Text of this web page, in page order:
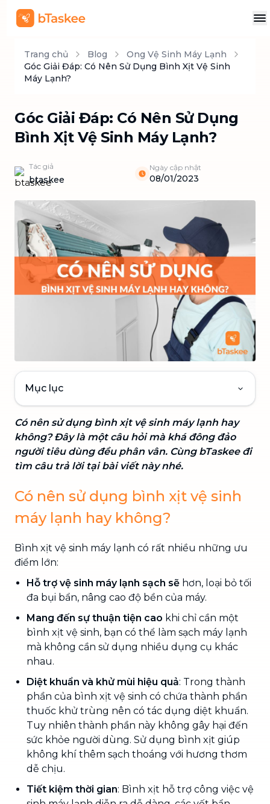
Trang chủ Blog
Ong Vệ Sinh Máy Lạnh
Góc Giải Đáp: Có Nên Sử Dụng Bình Xịt Vệ Sinh
Máy Lạnh?
Góc Giải Đáp: Có Nên Sử Dụng
Bình Xịt Vệ Sinh Máy Lạnh?
Tác giả
btaskee
Ngày cập nhật
08/01/2023
Mục lục
Có nên sử dụng bình xịt vệ sinh máy lạnh hay
không? Đây là một câu hỏi mà khá đông đảo
người tiêu dùng đều phân vân. Cùng bTaskee đi
tìm câu trả lời tại bài viết này nhé.
Có nên sử dụng bình xịt vệ sinh
máy lạnh hay không?
Bình xịt vệ sinh máy lạnh có rất nhiều những ưu
điểm lớn:
Hỗ trợ vệ sinh máy lạnh sạch sẽ hơn, loại bỏ tối
đa bụi bẩn, nâng cao độ bền của máy.
Mang đến sự thuận tiện cao khi chỉ cần một
bình xịt vệ sinh, bạn có thể làm sạch máy lạnh
mà không cần sử dụng nhiều dụng cụ khác
nhau.
Diệt khuẩn và khử mùi hiệu quả: Trong thành
phần của bình xịt vệ sinh có chứa thành phần
thuốc khử trùng nên có tác dụng diệt khuẩn.
Tuy nhiên thành phần này không gây hại đến
sức khỏe người dùng. Sử dụng bình xịt giúp
không khí thêm sạch thoáng với hương thơm
dễ chịu.
Tiết kiệm thời gian: Bình xịt hỗ trợ công việc vệ